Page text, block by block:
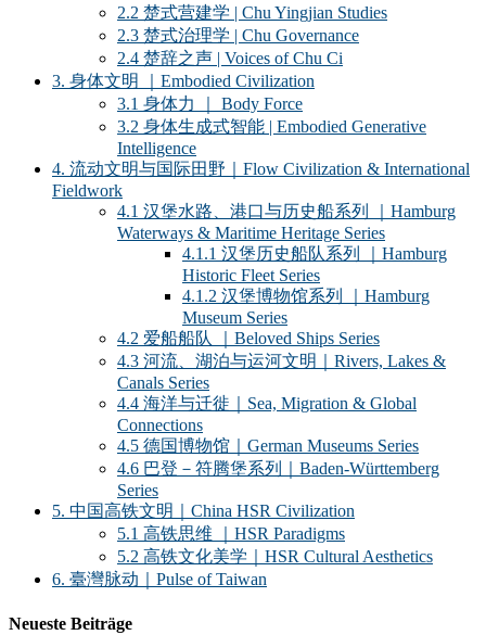
2.2 楚式营建学 | Chu Yingjian Studies
2.3 楚式治理学 | Chu Governance
2.4 楚辞之声 | Voices of Chu Ci
3. 身体文明 ｜Embodied Civilization
3.1 身体力 ｜ Body Force
3.2 身体生成式智能 | Embodied Generative
Intelligence
4. 流动文明与国际田野｜Flow Civilization & International
Fieldwork
4.1 汉堡水路、港口与历史船系列 ｜Hamburg
Waterways & Maritime Heritage Series
4.1.1 汉堡历史船队系列 ｜Hamburg
Historic Fleet Series
4.1.2 汉堡博物馆系列 ｜Hamburg
Museum Series
4.2 爱船船队 ｜Beloved Ships Series
4.3 河流、湖泊与运河文明｜Rivers, Lakes &
Canals Series
4.4 海洋与迁徙｜Sea, Migration & Global
Connections
4.5 德国博物馆｜German Museums Series
4.6 巴登－符腾堡系列｜Baden-Württemberg
Series
5. 中国高铁文明｜China HSR Civilization
5.1 高铁思维 ｜HSR Paradigms
5.2 高铁文化美学｜HSR Cultural Aesthetics
6. 臺灣脉动｜Pulse of Taiwan
Neueste Beiträge